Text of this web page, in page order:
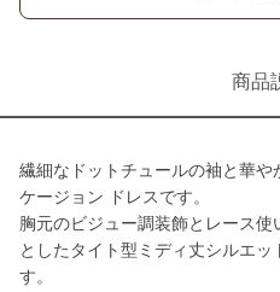
商品
繊細なドットチュールの袖と華
ケージョン ドレスです。
胸元のビジュー調装飾とレース
としたタイト型ミディ丈シルエ
す。